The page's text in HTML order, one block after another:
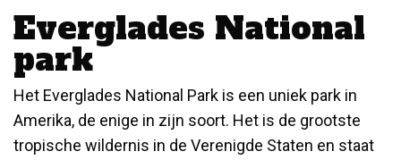
Everglades National
park
Het Everglades National Park is een uniek park in
Amerika, de enige in zijn soort. Het is de grootste
tropische wildernis in de Verenigde Staten en staat